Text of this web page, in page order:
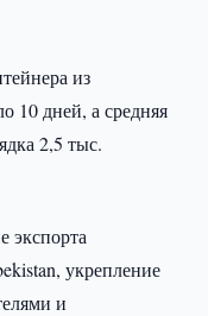
из
10 дней, а средняя
2,5 тыс.
экспорта
укрепление
и